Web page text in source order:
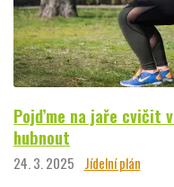
Pojďme na jaře cvičit
hubnout
24. 3. 2025 Jídelní plán